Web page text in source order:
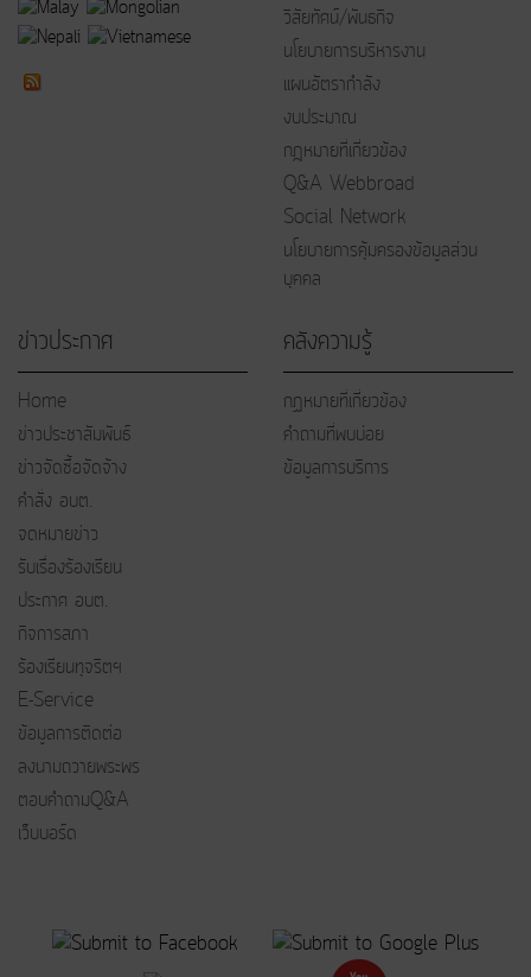
วิสัยทัศน์/พันธกิจ
นโยบายการบริหารงาน
แผนอัตรากำลัง
งบประมาณ
กฎหมายที่เกี่ยวข้อง
Q&A Webbroad
Social Network
นโยบายการคุ้มครองข้อมูลส่วน
บุคคล
ข่าวประกาศ
Home
ข่าวประชาสัมพันธ์
ข่าวจัดซื้อจัดจ้าง
คำสั่ง อบต.
จดหมายข่าว
รับเรื่องร้องเรียน
ประกาศ อบต.
กิจการสภา
ร้องเรียนทุจริตฯ
E-Service
ข้อมูลการติดต่อ
ลงนามถวายพระพร
ตอบคำถามQ&A
เว็บบอร์ด
คลังความรู้
กฏหมายที่เกี่ยวข้อง
คำถามที่พบบ่อย
ข้อมูลการบริการ